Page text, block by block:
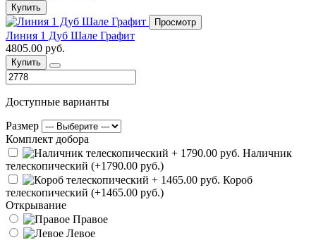
Купить
Просмотр
Линия 1 Дуб Шале Графит
4805.00 руб.
Купить
Доступные варианты
Размер
Комплект добора
Наличник
телескопический (+1790.00 руб.)
Короб
телескопический (+1465.00 руб.)
Открывание
Правое
Левое